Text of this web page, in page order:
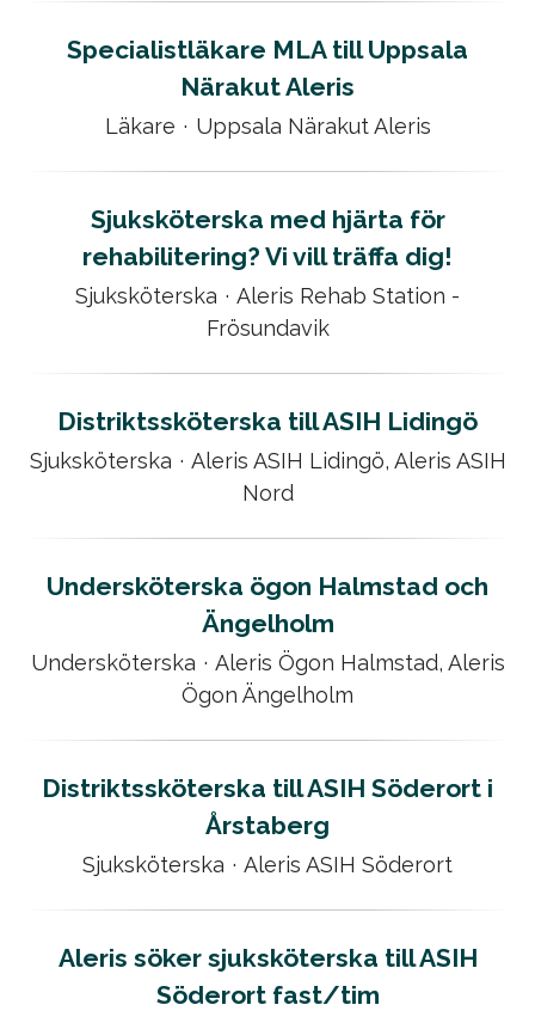
Specialistläkare MLA till Uppsala
Närakut Aleris
Läkare · Uppsala Närakut Aleris
Sjuksköterska med hjärta för
rehabilitering? Vi vill träffa dig!
Sjuksköterska · Aleris Rehab Station -
Frösundavik
Distriktssköterska till ASIH Lidingö
Sjuksköterska · Aleris ASIH Lidingö, Aleris ASIH
Nord
Undersköterska ögon Halmstad och
Ängelholm
Undersköterska · Aleris Ögon Halmstad, Aleris
Ögon Ängelholm
Distriktssköterska till ASIH Söderort i
Årstaberg
Sjuksköterska · Aleris ASIH Söderort
Aleris söker sjuksköterska till ASIH
Söderort fast/tim